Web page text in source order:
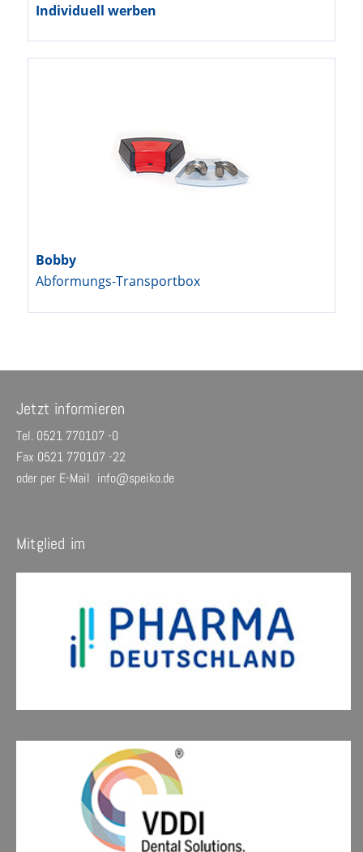
Individuell werben
Bobby
Abformungs-Transportbox
Jetzt informieren
Tel. 0521 770107 -0
Fax 0521 770107 -22
oder per E-Mail info@speiko.de
Mitglied im